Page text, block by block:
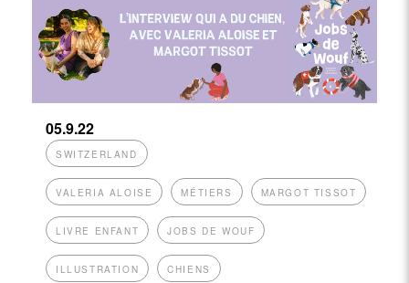
05.9.22
SWITZERLAND
VALERIA ALOISE MÉTIERS MARGOT TISSOT
LIVRE ENFANT JOBS DE WOUF
ILLUSTRATION CHIENS